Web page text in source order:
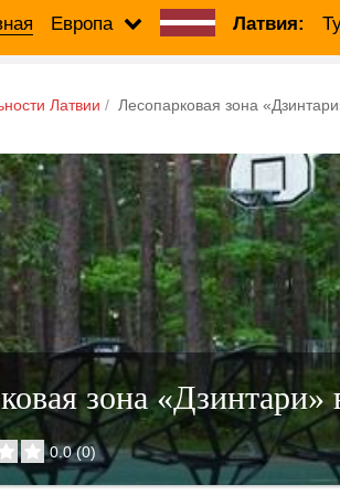
Европа Латвия:
Латвии Лесопарковая зона
зона
0.0(0)